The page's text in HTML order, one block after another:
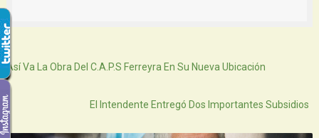
Siguiente
Así Va La Obra Del C.A.P.S Ferreyra En Su Nueva Ubicación
El Intendente Entregó Dos Importantes Subsidios